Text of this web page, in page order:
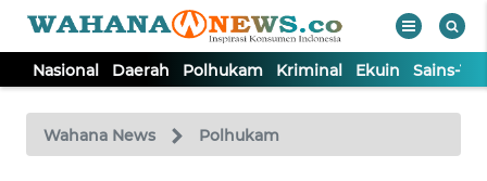
Nasional Daerah Polhukam Kriminal Ekuin Sains-
Wahana News Polhukam
TV
Tutup